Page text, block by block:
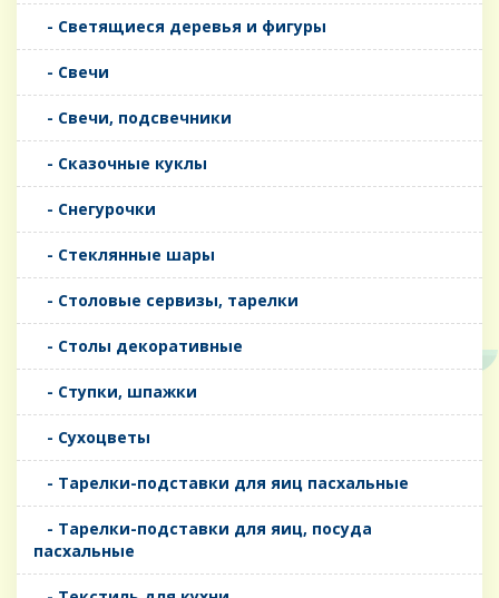
- Светящиеся деревья и фигуры
- Свечи
- Свечи, подсвечники
- Сказочные куклы
- Снегурочки
- Стеклянные шары
- Столовые сервизы, тарелки
- Столы декоративные
- Ступки, шпажки
- Сухоцветы
- Тарелки-подставки для яиц пасхальные
- Тарелки-подставки для яиц, посуда
пасхальные